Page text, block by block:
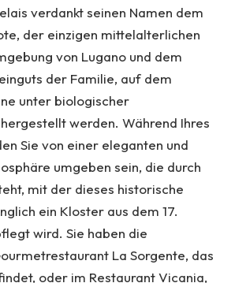
verdankt seinen Namen dem
der einzigen mittelalterlichen
von Lugano und dem
der Familie, auf dem
unter biologischer
werden. Während Ihres
Sie von einer eleganten und
umgeben sein, die durch
mit der dieses historische
ein Kloster aus dem 17.
wird. Sie haben die
La Sorgente, das
oder im Restaurant Vicania,